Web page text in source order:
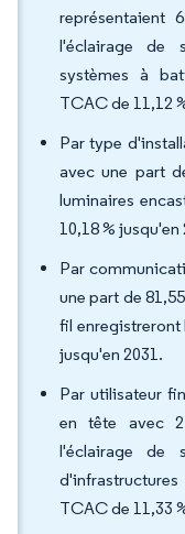
représentaient
l'éclairage de
systèmes à
TCAC de 11,12
Par type
avec une part
luminaires
10,18 % jusqu'en
Par
une part de
fil enregistreront
jusqu'en 2031.
Par utilisateur
en tête avec
l'éclairage de
TCAC de 11,33